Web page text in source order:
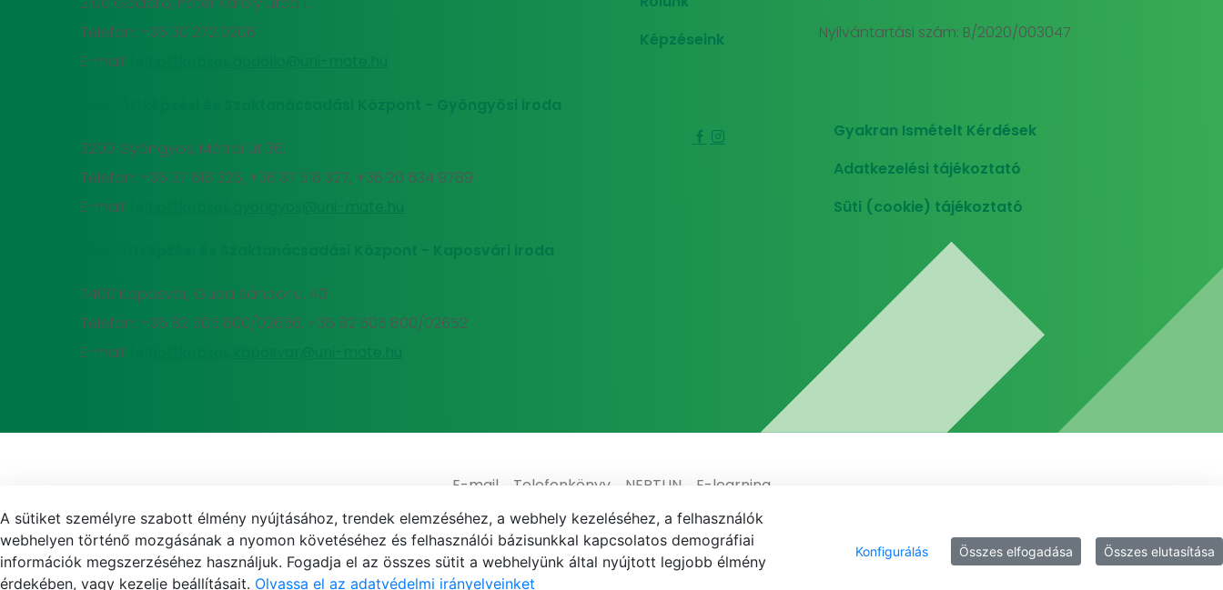
Telefon: +36 30 272 0206
E-mail:
MATE Felnőttképzési és Szaktanácsadási Központ - Gyöngyösi iroda
3200 Gyöngyös, Mátrai út 36.
Telefon: +36 37 518 326, +36 37 518 327, +36 20 534 9789
E-mail:
7400 Kaposvár, Guba Sándor u. 40.
Telefon: +36 82 505 800/02656, +36 82 505 800/02652
E-mail:
Képzéseink
Nyilvántartási szám: B/2020/003047
Gyakran Ismételt Kérdések
Adatkezelési tájékoztató
Süti (cookie) tájékoztató
E-mail Telefonkönyv NEPTUN E-learning
A sütiket személyre szabott élmény nyújtásához, trendek elemzéséhez, a webhely kezeléséhez, a felhasználók
webhelyen történő mozgásának a nyomon követéséhez és felhasználói bázisunkkal kapcsolatos demográfiai
információk megszerzéséhez használjuk. Fogadja el az összes sütit a webhelyünk által nyújtott legjobb élmény
érdekében, vagy kezelje beállításait. Olvassa el az adatvédelmi irányelveinket
Konfigurálás Összes elfogadása Összes elutasítása